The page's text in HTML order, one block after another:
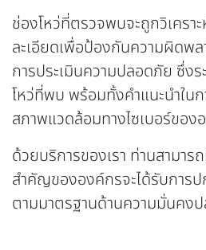
ช่องโหว่ที่ตรวจพบจะถูกวิเครา
ละเอียดเพื่อป้องกันความผิดพล
การประเมินความปลอดภัย ซึ่ง
โหว่ที่พบ พร้อมทั้งคำแนะนำใน
สภาพแวดล้อมทางไซเบอร์ของ
ด้วยบริการของเรา ท่านสามาร
สำคัญขององค์กรจะได้รับการ
ตามมาตรฐานด้านความมั่นคง